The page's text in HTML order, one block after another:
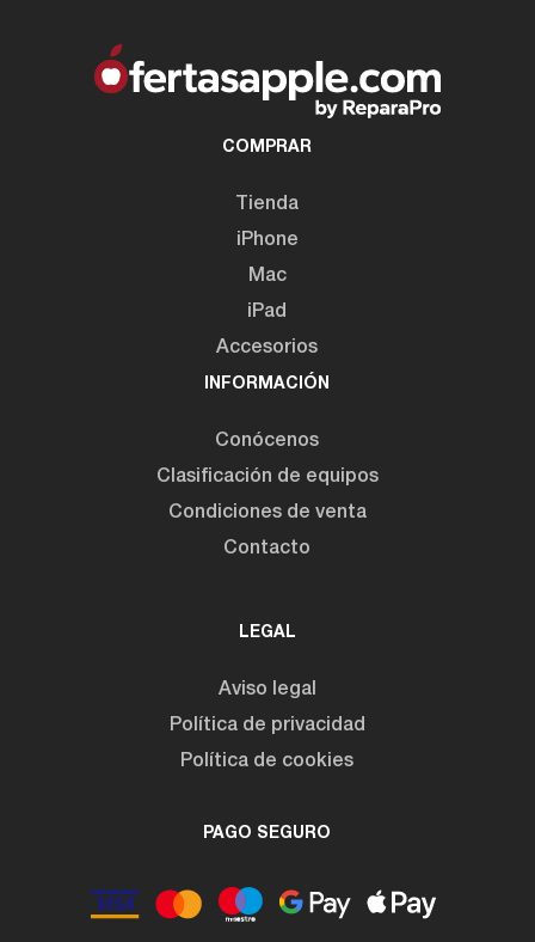
COMPRAR
Tienda
iPhone
Mac
iPad
Accesorios
INFORMACIÓN
Conócenos
Clasificación de equipos
Condiciones de venta
Contacto
LEGAL
Aviso legal
Política de privacidad
Política de cookies
PAGO SEGURO